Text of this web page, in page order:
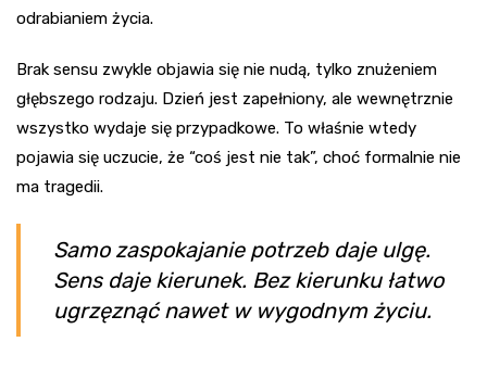
odrabianiem życia.
Brak sensu zwykle objawia się nie nudą, tylko znużeniem
głębszego rodzaju. Dzień jest zapełniony, ale wewnętrznie
wszystko wydaje się przypadkowe. To właśnie wtedy
pojawia się uczucie, że “coś jest nie tak”, choć formalnie nie
ma tragedii.
Samo zaspokajanie potrzeb daje ulgę.
Sens daje kierunek. Bez kierunku łatwo
ugrzęznąć nawet w wygodnym życiu.